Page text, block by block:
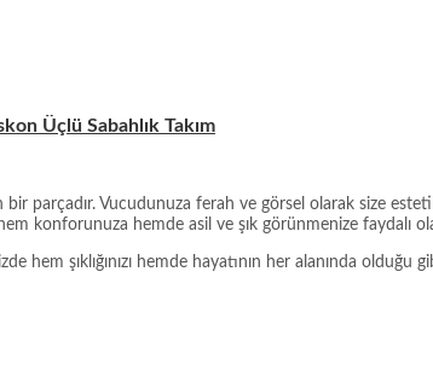
Üçlü Sabahlık Takım
parçadır. Vucudunuza ferah ve görsel olarak size
hem konforunuza hemde asil ve şık görünmenize faydalı
hem şıklığınızı hemde hayatının her alanında olduğu